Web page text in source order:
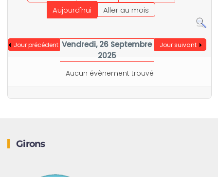
Aujourd'hui
Aller au mois
Jour précédent Vendredi, 26 Septembre
2025
Jour suivant
Aucun évènement trouvé
Girons